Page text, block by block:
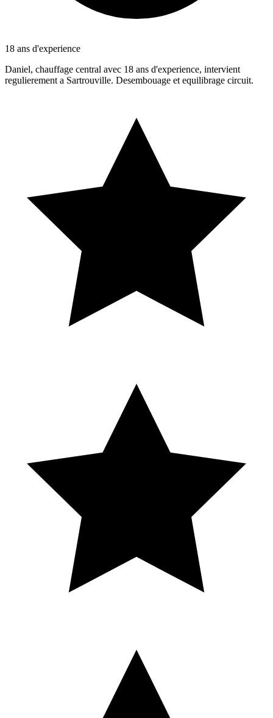
18 ans d'experience
Daniel, chauffage central avec 18 ans d'experience, intervient
regulierement a Sartrouville. Desembouage et equilibrage circuit.